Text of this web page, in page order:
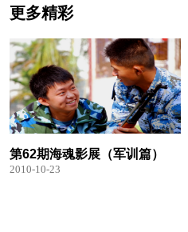
更多精彩
第62期海魂影展（军训篇）
2010-10-23